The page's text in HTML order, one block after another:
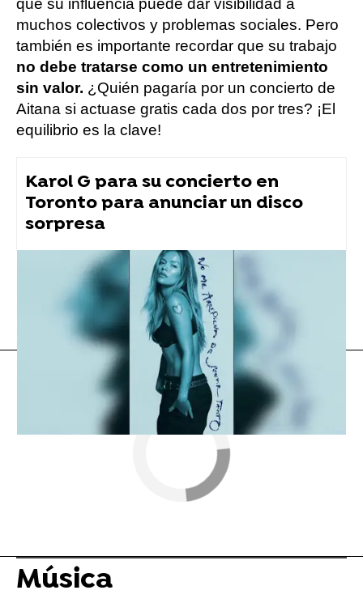
que su influencia puede dar visibilidad a
muchos colectivos y problemas sociales. Pero
también es importante recordar que su trabajo
no debe tratarse como un entretenimiento
sin valor. ¿Quién pagaría por un concierto de
Aitana si actuase gratis cada dos por tres? ¡El
equilibrio es la clave!
Karol G para su concierto en
Toronto para anunciar un disco
sorpresa
Música
Flooxer Now
Música